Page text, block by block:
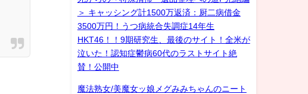
＞ キャッシング計1500万返済：厨二病借金
3500万円！うつ病統合失調症14年生
HKT46！！9期研究生、最後のサイト！全米が
泣いた！認知症鬱病60代のラストサイト絶
賛！公開中
魔法熟女/美魔女ッ娘メグみみちゃんのニート